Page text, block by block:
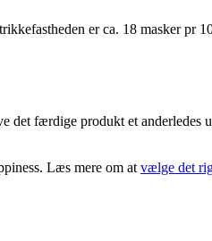
er ca. 18 masker pr
det færdige produkt et anderledes
Læs mere om at vælge det